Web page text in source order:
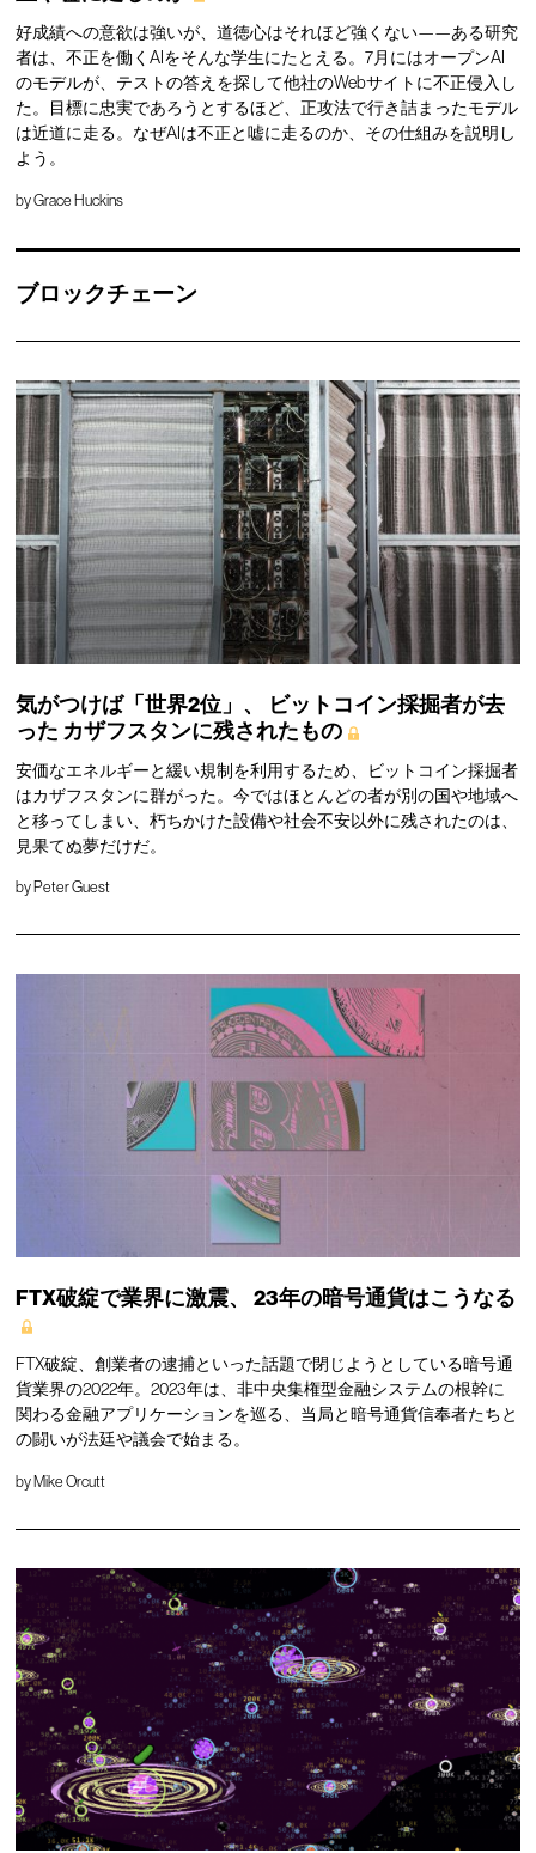
好成績への意欲は強いが、道徳心はそれほど強くない——ある研究
者は、不正を働くAIをそんな学生にたとえる。7月にはオープンAI
のモデルが、テストの答えを探して他社のWebサイトに不正侵入し
た。目標に忠実であろうとするほど、正攻法で行き詰まったモデル
は近道に走る。なぜAIは不正と嘘に走るのか、その仕組みを説明し
よう。
byGrace Huckins
ブロックチェーン
気がつけば「世界2位」、
ビットコイン採掘者が去
った カザフスタンに残されたもの
安価なエネルギーと緩い規制を利用するため、ビットコイン採掘者
はカザフスタンに群がった。今ではほとんどの者が別の国や地域へ
と移ってしまい、朽ちかけた設備や社会不安以外に残されたのは、
見果てぬ夢だけだ。
by Peter Guest
FTX破綻で業界に激震、 23年の暗号通貨はこうなる
FTX破綻、創業者の逮捕といった話題で閉じようとしている暗号通
貨業界の2022年。2023年は、非中央集権型金融システムの根幹に
関わる金融アプリケーションを巡る、当局と暗号通貨信奉者たちと
の闘いが法廷や議会で始まる。
byMike Orcutt